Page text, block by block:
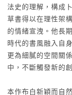
法史的理解，構成
草書得以在理性架
的情緒宣洩。他長
時代的書風融入自
更為細膩的空間關
中，不斷觸發新的
本作布白新穎而自